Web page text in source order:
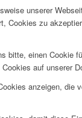
unserer
Cookies zu
bitte, einen Cookie
auf unserer
anzeigen, die